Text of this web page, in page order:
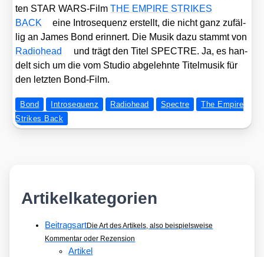
ten STAR WARS-FilmTHE EMPIRE STRIKES
BACK
eine Intro­se­quenz erstellt, die nicht ganz zufäl­
lig an James Bond erin­nert. Die Musik dazu stammt von
Radio­head
und trägt den Titel SPECTRE. Ja, es han­
delt sich um die vom Stu­dio abge­lehn­te Titel­mu­sik für
den letz­ten Bond-Film.
Bond Introsequenz Radiohead Spectre
The Empire
Strikes Back
Artikelkategorien
BeitragsartDie Art des Artikels, also beispielsweise
Kommentar oder Rezension
Artikel